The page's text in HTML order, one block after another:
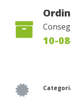
10-